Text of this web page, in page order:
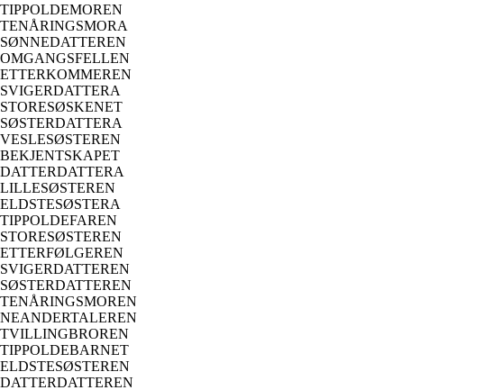
TIPPOLDEMOREN
TENÅRINGSMORA
SØNNEDATTEREN
OMGANGSFELLEN
ETTERKOMMEREN
SVIGERDATTERA
STORESØSKENET
SØSTERDATTERA
VESLESØSTEREN
BEKJENTSKAPET
DATTERDATTERA
LILLESØSTEREN
ELDSTESØSTERA
TIPPOLDEFAREN
STORESØSTEREN
ETTERFØLGEREN
SVIGERDATTEREN
SØSTERDATTEREN
TENÅRINGSMOREN
NEANDERTALEREN
TVILLINGBROREN
TIPPOLDEBARNET
ELDSTESØSTEREN
DATTERDATTEREN